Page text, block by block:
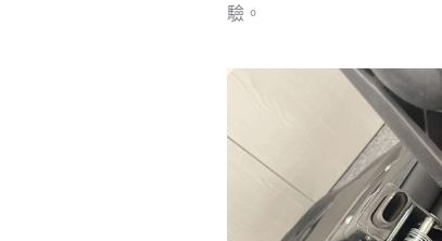
驗。